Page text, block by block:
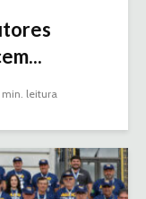
min. leitura